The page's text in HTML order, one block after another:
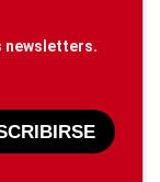
newsletters.